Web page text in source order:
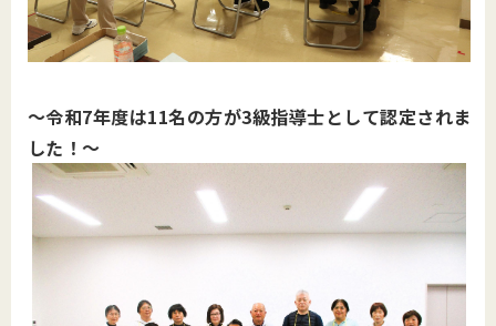
～令和7年度は11名の方が3級指導士として認定されま
した！～